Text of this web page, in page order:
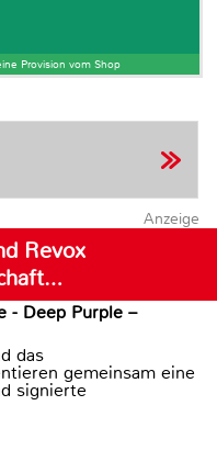
Provision vom Shop
Anzeige
Revox
- Deep Purple –
das
gemeinsam eine
signierte